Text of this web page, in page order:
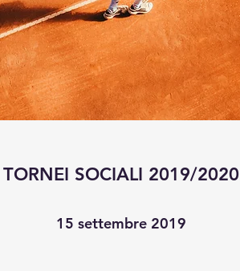
TORNEI SOCIALI 2019/2020
15 settembre 2019